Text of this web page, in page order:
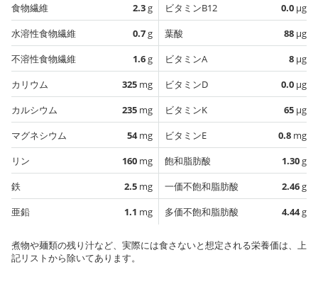
食物繊維
2.3g
水溶性食物繊維
0.7g
不溶性食物繊維
1.6g
カリウム
325 mg
カルシウム
235 mg
マグネシウム
54mg
リン
160 mg
鉄
2.5 mg
亜鉛
1.1 mg
ビタミンB12
0.0 µg
葉酸
88 µg
ビタミンA
8 µg
ビタミンD
0.0 µg
ビタミンK
65 µg
ビタミンE
0.8 mg
飽和脂肪酸
1.30g
一価不飽和脂肪酸
2.46g
多価不飽和脂肪酸
4.44g
煮物や麺類の残り汁など、実際には食さないと想定される栄養価は、上
記リストから除いてあります。